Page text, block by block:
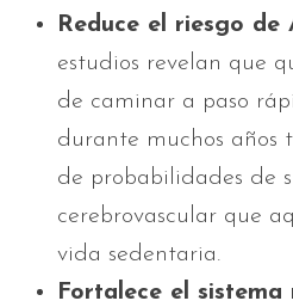
Reduce el riesgo de
estudios revelan que
de caminar a paso
durante muchos años
de probabilidades de
cerebrovascular que
vida sedentaria.
Fortalece el